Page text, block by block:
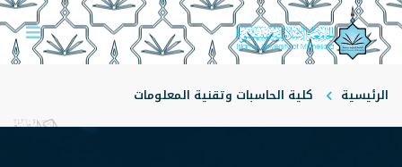
الرئيسية كلية الحاسبات وتقنية المعلومات